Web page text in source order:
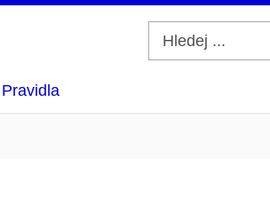
Pravidla